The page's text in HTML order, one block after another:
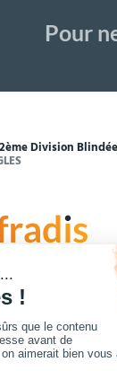
Pour
Division Blindée
de mobilier
locales, des
écoles.